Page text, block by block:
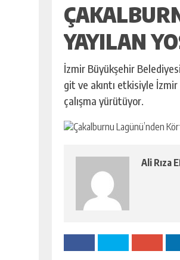
25
Yılbaşı
YAYILAN
İzmir Büyükşehir
git ve akıntı etkisiyle
çalışma yürütüyor.
Ali Rıza